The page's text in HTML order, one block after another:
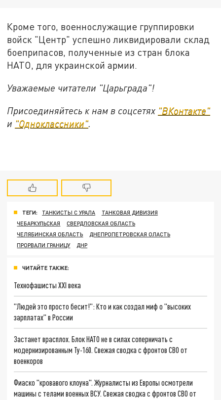
Кроме того, военнослужащие группировки
войск "Центр" успешно ликвидировали склад
боеприпасов, полученные из стран блока
НАТО, для украинской армии.
Уважаемые читатели "Царьграда"!
Присоединяйтесь к нам в соцсетях "ВКонтакте"
и "Одноклассники".
ТЕГИ: ТАНКИСТЫ С УРАЛА
ТАНКОВАЯ ДИВИЗИЯ
ЧЕБАРКУЛЬСКАЯ
СВЕРДЛОВСКАЯ ОБЛАСТЬ
ЧЕЛЯБИНСКАЯ ОБЛАСТЬ
ДНЕПРОПЕТРОВСКАЯ ОЛАСТЬ
ПРОРВАЛИ ГРАНИЦУ
ДНР
ЧИТАЙТЕ ТАКЖЕ:
Технофашисты XXI века
"Людей это просто бесит!": Кто и как создал миф о "высоких
зарплатах" в России
Застанет врасплох. Блок НАТО не в силах соперничать с
модернизированным Ту-160. Свежая сводка с фронтов СВО от
военкоров
Фиаско "кровавого клоуна". Журналисты из Европы осмотрели
машины с телами военных ВСУ. Свежая сводка с фронтов СВО от